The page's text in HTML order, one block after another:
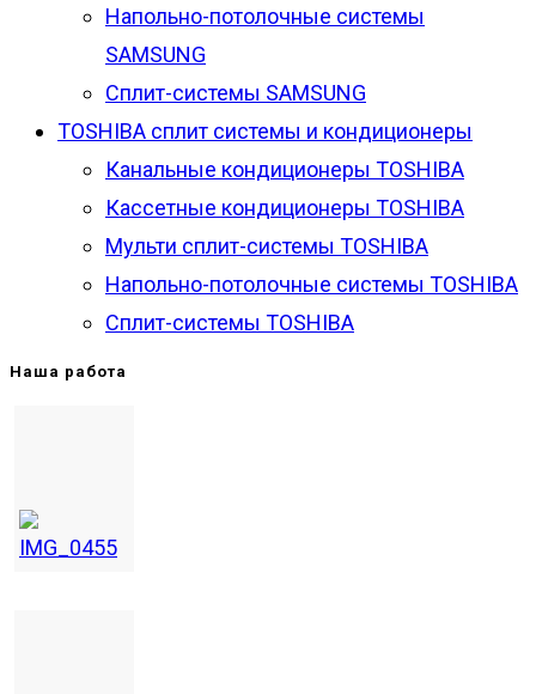
Напольно-потолочные системы
SAMSUNG
Сплит-системы SAMSUNG
TOSHIBA сплит системы и кондиционеры
Канальные кондиционеры TOSHIBA
Кассетные кондиционеры TOSHIBA
Мульти сплит-системы TOSHIBA
Напольно-потолочные системы TOSHIBA
Сплит-системы TOSHIBA
Наша работа